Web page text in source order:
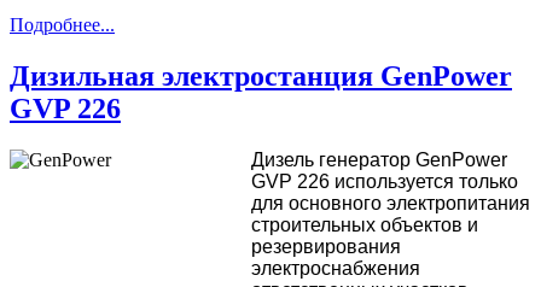
Подробнее...
Дизильная электростанция GenPower
GVP 226
Дизель генератор GenPower
GVP 226 используется только
для основного электропитания
строительных объектов и
резервирования
электроснабжения